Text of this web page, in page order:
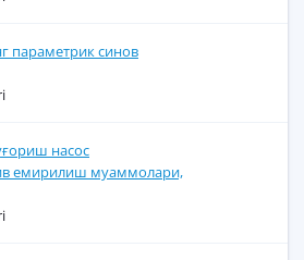
параметрик синов
насос
емирилиш муаммолари,